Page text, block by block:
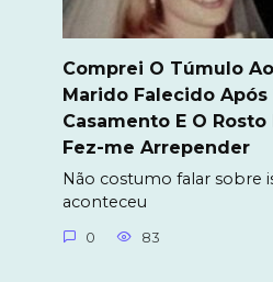
Comprei O Túmulo
Marido Falecido Após
Casamento E O
Fez-me Arrepender
Não costumo falar sobre
aconteceu
0 83